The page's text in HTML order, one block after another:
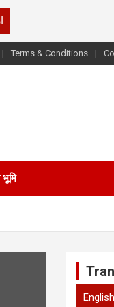
Terms & Conditions
भूमि
English